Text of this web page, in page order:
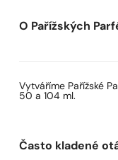
O Pařížských
Vytváříme Pařížské
50 a 104 ml.
Často kladené